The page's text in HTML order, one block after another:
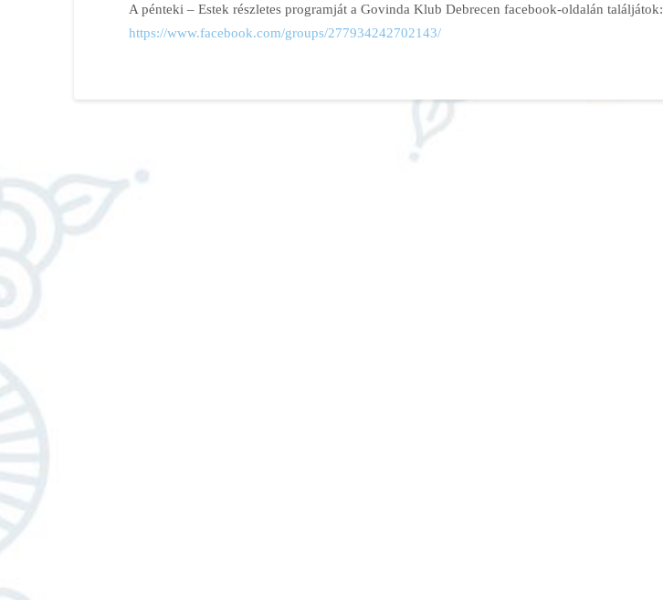
A pénteki –Estek részletes programját a Govinda Klub Debrecen facebook-oldalán találjátok:
https://www.facebook.com/groups/277934242702143/